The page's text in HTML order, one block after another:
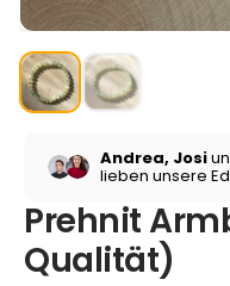
Andrea, Josi
lieben unsere
Prehnit
Qualität)